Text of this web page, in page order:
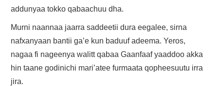
addunyaa tokko qabaachuu dha.
Murni naannaa jaarra saddeetii dura eegalee, sirna
nafxanyaan bantii ga’e kun baduuf adeema. Yeros,
nagaa fi nageenya walitt qabaa Gaanfaaf yaaddoo akka
hin taane godinichi mari’atee furmaata qopheesuutu irra
jira.